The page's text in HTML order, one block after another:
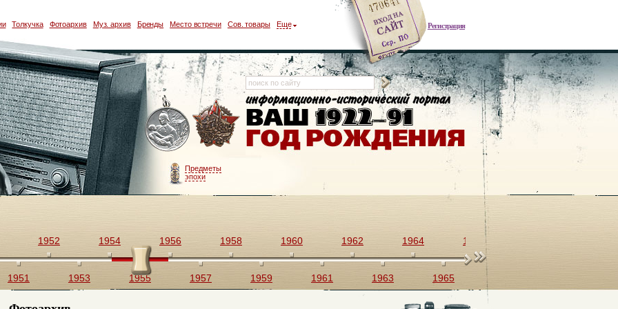
Регистрация
Толкучка Фотоархив Муз. архив Бренды Место встречи Сов. товары Еще
Предметы
эпохи
1951
1952
1953
1954
1955
1956
1957
1958
1959
1960
1961
1962
1963
1964
1965
1966